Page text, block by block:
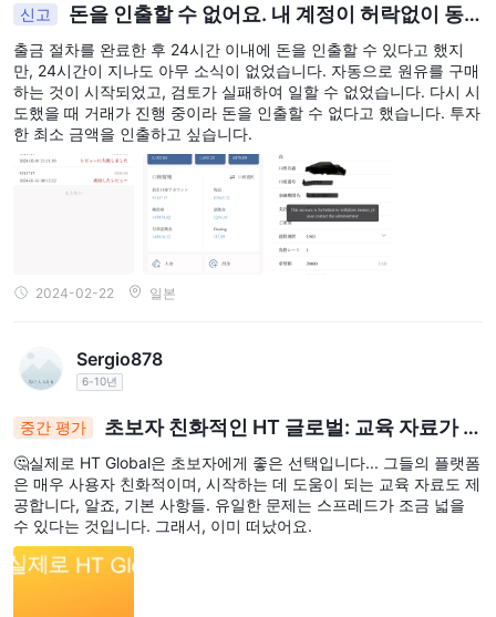
신고
돈을 인출할 수 없어요. 내 계정이 허락없이 동
결되었어요.
출금 절차를 완료한 후 24시간 이내에 돈을 인출할 수 있다고 했지
만, 24시간이 지나도 아무 소식이 없었습니다. 자동으로 원유를 구매
하는 것이 시작되었고, 검토가 실패하여 일할 수 없었습니다. 다시 시
도했을 때 거래가 진행 중이라 돈을 인출할 수 없다고 했습니다. 투자
한 최소 금액을 인출하고 싶습니다.
2024-02-22 일본
Sergio878
6-10년
중간 평가
초보자 친화적인 HT 글로벌: 교육 자료가 있
는 사용자 친화적인 플랫폼, 그러나 확대된 스프레드
로 인해 탈퇴
🤔실제로 HT Global은 초보자에게 좋은 선택입니다... 그들의 플랫폼
은 매우 사용자 친화적이며, 시작하는 데 도움이 되는 교육 자료도 제
공합니다, 알죠, 기본 사항들. 유일한 문제는 스프레드가 조금 넓을
수 있다는 것입니다. 그래서, 이미 떠났어요.